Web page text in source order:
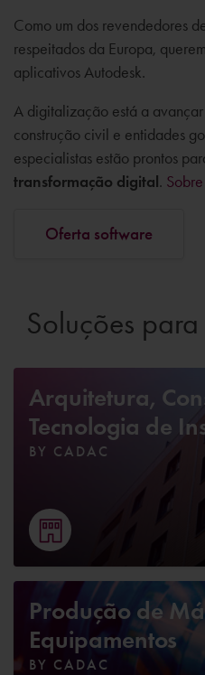
Como um dos revendedores
respeitados da Europa,
aplicativos Autodesk.
A digitalização está a avançar
construção civil e entidades
especialistas estão prontos
transformação digital.
Oferta software
Soluções
Arquitetura,
Tecnologia de
BY CADAC
Produção de
Equipamentos
BY CADAC